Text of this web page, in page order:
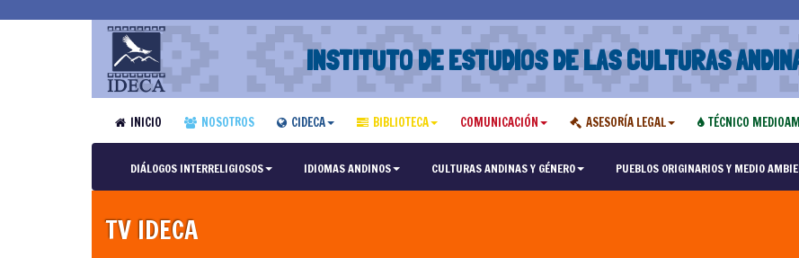
INSTITUTO DE ESTUDIOS DE LAS CULTURAS
INICIO NOSOTROS CIDECA BIBLIOTECA COMUNICACIÓN ASESORÍA LEGAL TÉCNICO
DIÁLOGOS INTERRELIGIOSOS IDIOMAS ANDINOS CULTURAS ANDINAS Y GÉNERO PUEBLOS ORIGINARIOS Y MEDIO
TV IDECA